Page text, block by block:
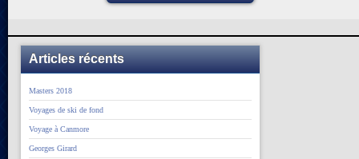
Articles récents
Masters 2018
Voyages de ski de fond
Voyage à Canmore
Georges Girard